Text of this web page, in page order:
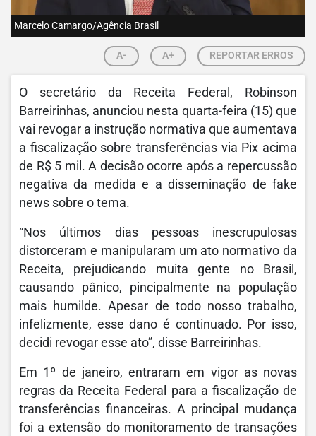
Marcelo Camargo/Agência Brasil
A- A+ REPORTAR ERROS
O secretário da Receita Federal, Robinson
Barreirinhas, anunciou nesta quarta-feira (15) que
vai revogar a instrução normativa que aumentava
a fiscalização sobre transferências via Pix acima
de R$ 5 mil. A decisão ocorre após a repercussão
negativa da medida e a disseminação de fake
news sobre o tema.
“Nos últimos dias pessoas inescrupulosas
distorceram e manipularam um ato normativo da
Receita, prejudicando muita gente no Brasil,
causando pânico, pincipalmente na população
mais humilde. Apesar de todo nosso trabalho,
infelizmente, esse dano é continuado. Por isso,
decidi revogar esse ato”, disse Barreirinhas.
Em 1º de janeiro, entraram em vigor as novas
regras da Receita Federal para a fiscalização de
transferências financeiras. A principal mudança
foi a extensão do monitoramento de transações